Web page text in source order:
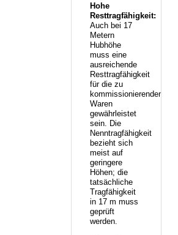
Hohe
Resttragfähigkeit:
Auch bei 17
Metern
Hubhöhe
muss eine
ausreichende
Resttragfähigkeit
für die zu
kommissionierenden
Waren
gewährleistet
sein. Die
Nenntragfähigkeit
bezieht sich
meist auf
geringere
Höhen; die
tatsächliche
Tragfähigkeit
in 17 m muss
geprüft
werden.